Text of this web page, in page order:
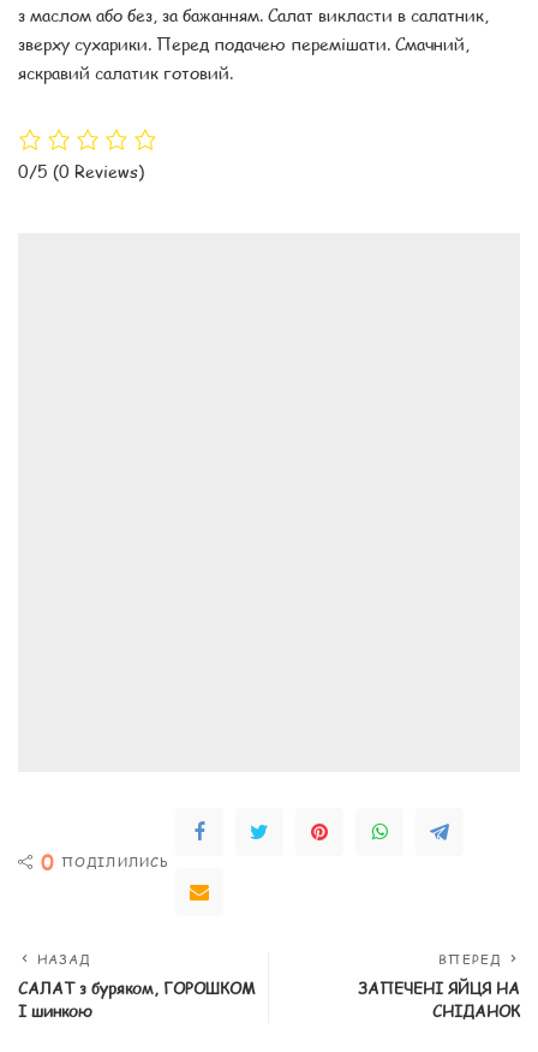
з маслом або без, за ​​бажанням. Салат викласти в салатник,
зверху сухарики. Перед подачею перемішати. Смачний,
яскравий салатик готовий.
0/5 (0 Reviews)
0 ПОДІЛИЛИСЬ
НАЗАД
САЛАТ з буряком, ГОРОШКОМ
І шинкою
ВПЕРЕД
ЗАПЕЧЕНІ ЯЙЦЯ НА
СНІДАНОК